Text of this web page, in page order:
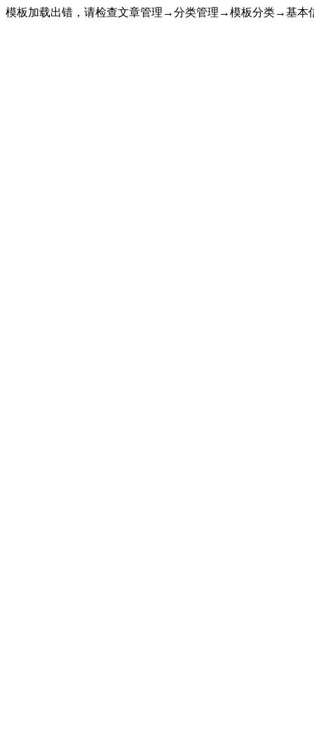
模板加载出错，请检查文章管理→分类管理→模板分类→基本